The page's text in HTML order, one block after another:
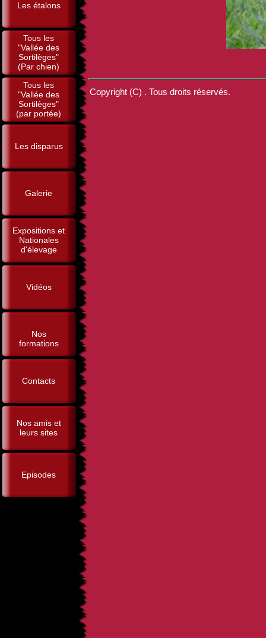
Les étalons
Tous les
"Vallée des
Sortilèges"
(Par chien)
Tous les
"Vallée des
Sortilèges"
(par portée)
Les disparus
Galerie
Expositions et
Nationales
d'élevage
Vidéos
Nos
formations
Contacts
Nos amis et
leurs sites
Episodes
Copyright (C) . Tous droits réservés.